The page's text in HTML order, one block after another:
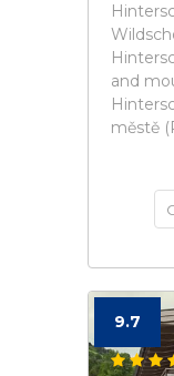
and
městě
9.7